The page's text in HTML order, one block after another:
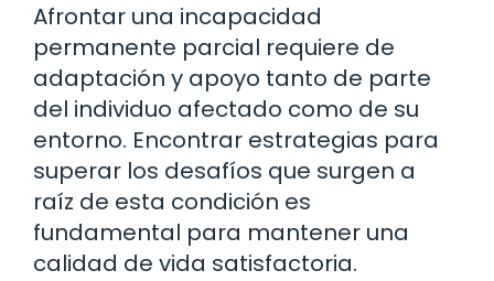
Afrontar una incapacidad
permanente parcial requiere de
adaptación y apoyo tanto de parte
del individuo afectado como de su
entorno. Encontrar estrategias para
superar los desafíos que surgen a
raíz de esta condición es
fundamental para mantener una
calidad de vida satisfactoria.